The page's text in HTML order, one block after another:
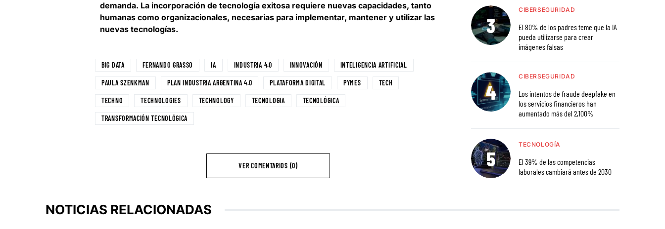
demanda. La incorporación de tecnología exitosa requiere nuevas capacidades, tanto
humanas como organizacionales, necesarias para implementar, mantener y utilizar las
nuevas tecnologías.
BIG DATA FERNANDO GRASSO IA INDUSTRIA 4.0 INNOVACIÓN INTELIGENCIA ARTIFICIAL
PAULA SZENKMAN PLAN INDUSTRIA ARGENTINA 4.0 PLATAFORMA DIGITAL PYMES TECH
TECHNO TECHNOLOGIES TECHNOLOGY TECNOLOGIA TECNOLÓGICA
TRANSFORMACIÓN TECNOLÓGICA
VER COMENTARIOS (0)
CIBERSEGURIDAD
El 80% de los padres teme que la IA
pueda utilizarse para crear
imágenes falsas
CIBERSEGURIDAD
Los intentos de fraude deepfake en
los servicios financieros han
aumentado más del 2,100%
TECNOLOGÍA
El 39% de las competencias
laborales cambiará antes de 2030
NOTICIAS RELACIONADAS